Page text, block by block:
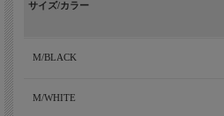
サイズ/カラー
M/BLACK
M/WHITE